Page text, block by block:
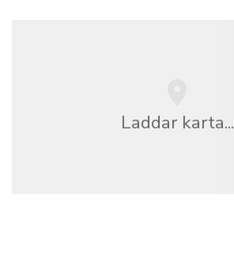
Laddar karta...